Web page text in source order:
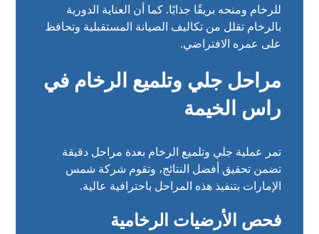
للرخام ومنحه بريقًا جذابًا. كما أن العناية الدورية
بالرخام تقلل من تكاليف الصيانة المستقبلية وتحافظ
على عمره الافتراضي.
مراحل جلي وتلميع الرخام في
راس الخيمة
تمر عملية جلي وتلميع الرخام بعدة مراحل دقيقة
تضمن تحقيق أفضل النتائج، وتقوم شركة شمس
الإمارات بتنفيذ هذه المراحل باحترافية عالية.
فحص الأرضيات الرخامية